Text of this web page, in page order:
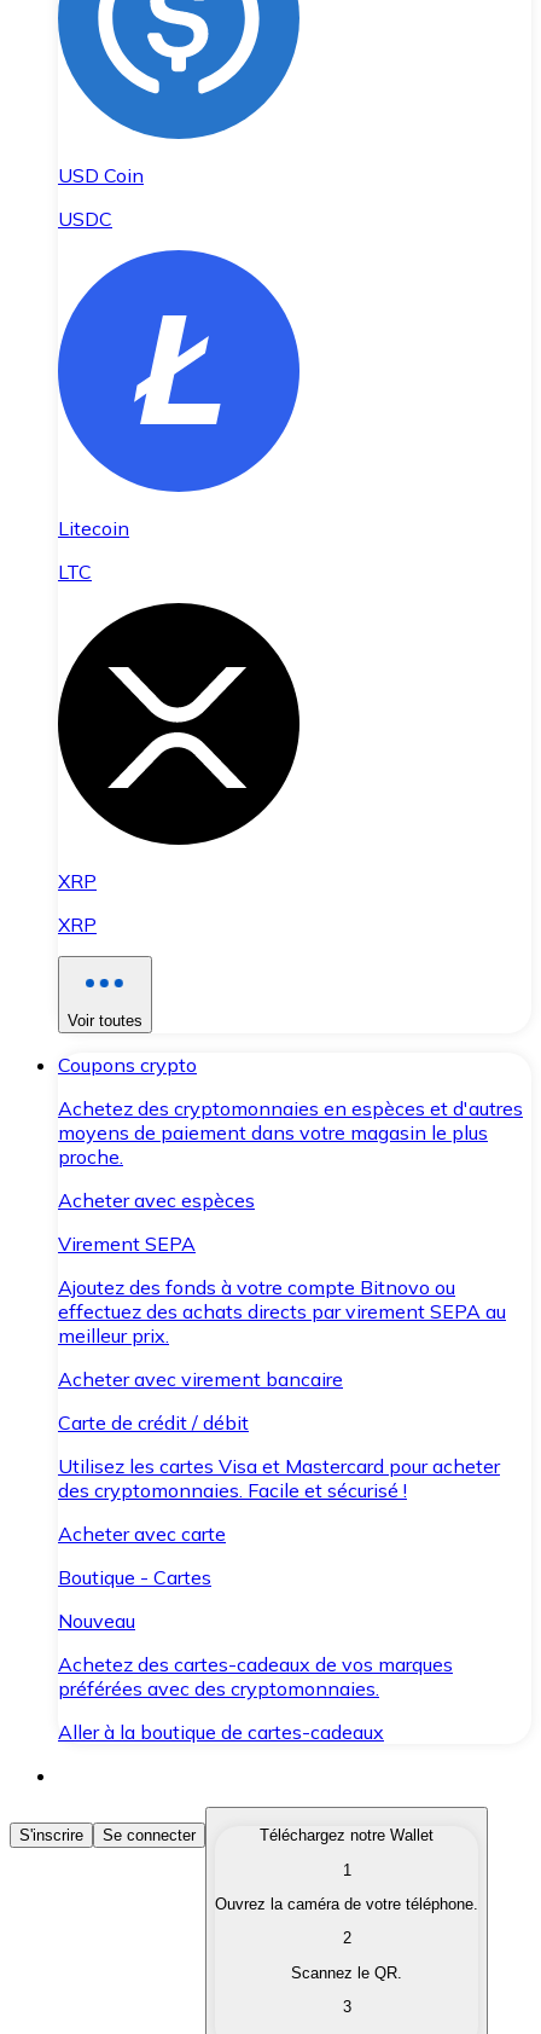
USD Coin
USDC
Litecoin
LTC
XRP
XRP
Voir toutes
Coupons crypto
Achetez des cryptomonnaies en espèces et d'autres
moyens de paiement dans votre magasin le plus
proche.
Acheter avec espèces
Virement SEPA
Ajoutez des fonds à votre compte Bitnovo ou
effectuez des achats directs par virement SEPA au
meilleur prix.
Acheter avec virement bancaire
Carte de crédit / débit
Utilisez les cartes Visa et Mastercard pour acheter
des cryptomonnaies. Facile et sécurisé !
Acheter avec carte
Boutique - Cartes
Nouveau
Achetez des cartes-cadeaux de vos marques
préférées avec des cryptomonnaies.
Aller à la boutique de cartes-cadeaux
Acheter des Cryptomonnaies
Achetez les cryptomonnaies qui vous intéressent
Convertissez vos cryptomonnaies en monnaie
S'inscrire Se connecter
Téléchargez notre Wallet
1
Ouvrez la caméra de votre téléphone.
2
Scannez le QR.
3